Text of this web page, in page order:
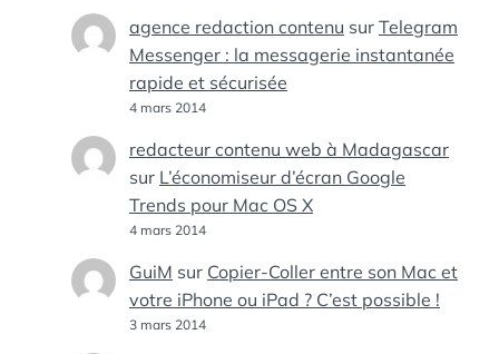
agence redaction contenu sur Telegram
Messenger : la messagerie instantanée
rapide et sécurisée
4 mars 2014
redacteur contenu web à Madagascar
sur L’économiseur d’écran Google
Trends pour Mac OS X
4 mars 2014
GuiM sur Copier-Coller entre son Mac et
votre iPhone ou iPad ? C’est possible !
3 mars 2014